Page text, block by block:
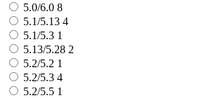
5.0/6.0 8
5.1/5.13 4
5.1/5.3 1
5.13/5.28 2
5.2/5.2 1
5.2/5.3 4
5.2/5.5 1